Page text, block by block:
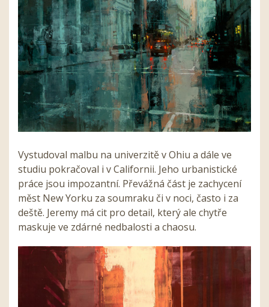
Vystudoval malbu na univerzitě v Ohiu a dále ve
studiu pokračoval i v Californii. Jeho urbanistické
práce jsou impozantní. Převážná část je zachycení
měst New Yorku za soumraku či v noci, často i za
deště. Jeremy má cit pro detail, který ale chytře
maskuje ve zdárné nedbalosti a chaosu.